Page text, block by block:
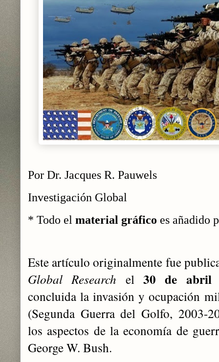
Por Dr. Jacques R. Pauwels
Investigación Global
* Todo el material gráfico es añadido
Este artículo originalmente fue
Global Research el30 de abril
concluida la invasión y ocupación
(Segunda Guerra del Golfo, 2003-
los aspectos de la economía de
George W. Bush.